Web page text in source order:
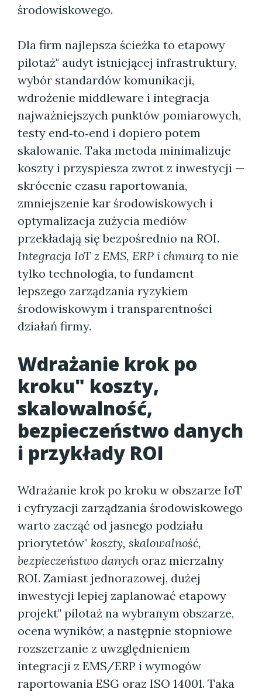
środowiskowego.
Dla firm najlepsza ścieżka to etapowy
pilotaż" audyt istniejącej infrastruktury,
wybór standardów komunikacji,
wdrożenie middleware i integracja
najważniejszych punktów pomiarowych,
testy end‑to‑end i dopiero potem
skalowanie. Taka metoda minimalizuje
koszty i przyspiesza zwrot z inwestycji —
skrócenie czasu raportowania,
zmniejszenie kar środowiskowych i
optymalizacja zużycia mediów
przekładają się bezpośrednio na ROI.
Integracja IoT z EMS, ERP i chmurą to nie
tylko technologia, to fundament
lepszego zarządzania ryzykiem
środowiskowym i transparentności
działań firmy.
Wdrażanie krok po
kroku" koszty,
skalowalność,
bezpieczeństwo danych
i przykłady ROI
Wdrażanie krok po kroku w obszarze IoT
i cyfryzacji zarządzania środowiskowego
warto zacząć od jasnego podziału
priorytetów" koszty, skalowalność,
bezpieczeństwo danych oraz mierzalny
ROI. Zamiast jednorazowej, dużej
inwestycji lepiej zaplanować etapowy
projekt" pilotaż na wybranym obszarze,
ocena wyników, a następnie stopniowe
rozszerzanie z uwzględnieniem
integracji z EMS/ERP i wymogów
raportowania ESG oraz ISO 14001. Taka